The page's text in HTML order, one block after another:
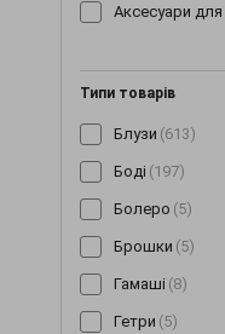
Аксесуари для
Типи товарів
Блузи (613)
Боді (197)
Болеро (5)
Брошки (5)
Гамаші (8)
Гетри (5)